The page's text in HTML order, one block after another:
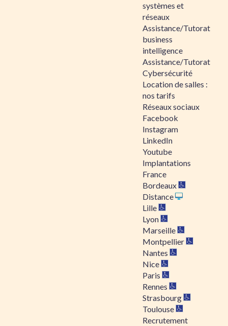
systèmes et
réseaux
Assistance/Tutorat
business
intelligence
Assistance/Tutorat
Cybersécurité
Location de salles :
nos tarifs
Réseaux sociaux
Facebook
Instagram
LinkedIn
Youtube
Implantations
France
Bordeaux
Distance
Lille
Lyon
Marseille
Montpellier
Nantes
Nice
Paris
Rennes
Strasbourg
Toulouse
Recrutement